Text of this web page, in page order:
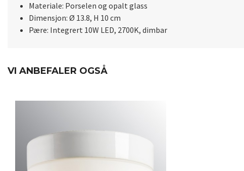
Materiale: Porselen og opalt glass
Dimensjon: Ø 13.8, H 10 cm
Pære: Integrert 10W LED, 2700K, dimbar
VI ANBEFALER OGSÅ